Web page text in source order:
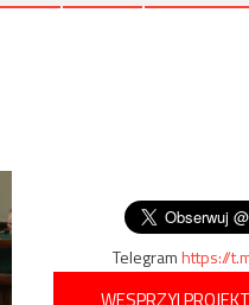
Telegramhttps://